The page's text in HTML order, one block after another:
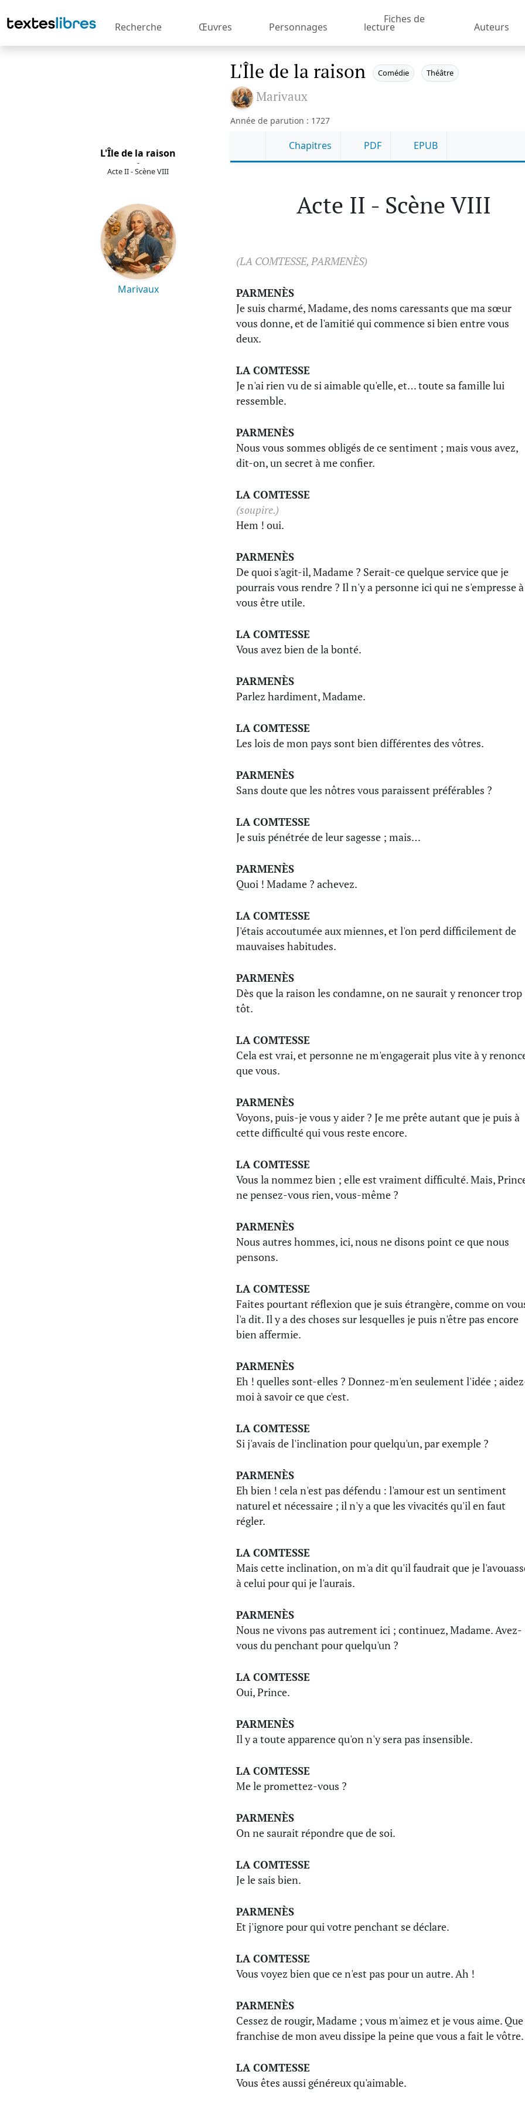
Recherche Œuvres Personnages
Fiches de
lecture Auteurs
L'Île de la raison
-
Acte II - Scène VIII
Marivaux
L'Île de la raison Comédie Théâtre
Marivaux
Année de parution : 1727
Chapitres PDF EPUB
Acte II - Scène VIII
(LA COMTESSE, PARMENÈS)
PARMENÈS
Je suis charmé, Madame, des noms caressants que ma sœur
vous donne, et de l'amitié qui commence si bien entre vous
deux.
LA COMTESSE
Je n'ai rien vu de si aimable qu'elle, et… toute sa famille lui
ressemble.
PARMENÈS
Nous vous sommes obligés de ce sentiment ; mais vous avez,
dit-on, un secret à me confier.
LA COMTESSE
(soupire.)
Hem ! oui.
PARMENÈS
De quoi s'agit-il, Madame ? Serait-ce quelque service que je
pourrais vous rendre ? Il n'y a personne ici qui ne s'empresse à
vous être utile.
LA COMTESSE
Vous avez bien de la bonté.
PARMENÈS
Parlez hardiment, Madame.
LA COMTESSE
Les lois de mon pays sont bien différentes des vôtres.
PARMENÈS
Sans doute que les nôtres vous paraissent préférables ?
LA COMTESSE
Je suis pénétrée de leur sagesse ; mais…
PARMENÈS
Quoi ! Madame ? achevez.
LA COMTESSE
J'étais accoutumée aux miennes, et l'on perd difficilement de
mauvaises habitudes.
PARMENÈS
Dès que la raison les condamne, on ne saurait y renoncer trop
tôt.
LA COMTESSE
Cela est vrai, et personne ne m'engagerait plus vite à y
que vous.
PARMENÈS
Voyons, puis-je vous y aider ? Je me prête autant que je puis à
cette difficulté qui vous reste encore.
LA COMTESSE
Vous la nommez bien ; elle est vraiment difficulté. Mais,
ne pensez-vous rien, vous-même ?
PARMENÈS
Nous autres hommes, ici, nous ne disons point ce que nous
pensons.
LA COMTESSE
Faites pourtant réflexion que je suis étrangère, comme on
l'a dit. Il y a des choses sur lesquelles je puis n'être pas encore
bien affermie.
PARMENÈS
Eh ! quelles sont-elles ? Donnez-m'en seulement l'idée ;
moi à savoir ce que c'est.
LA COMTESSE
Si j'avais de l'inclination pour quelqu'un, par exemple ?
PARMENÈS
Eh bien ! cela n'est pas défendu : l'amour est un sentiment
naturel et nécessaire ; il n'y a que les vivacités qu'il en faut
régler.
LA COMTESSE
Mais cette inclination, on m'a dit qu'il faudrait que je
à celui pour qui je l'aurais.
PARMENÈS
Nous ne vivons pas autrement ici ; continuez, Madame. Avez-
vous du penchant pour quelqu'un ?
LA COMTESSE
Oui, Prince.
PARMENÈS
Il y a toute apparence qu'on n'y sera pas insensible.
LA COMTESSE
Me le promettez-vous ?
PARMENÈS
On ne saurait répondre que de soi.
LA COMTESSE
Je le sais bien.
PARMENÈS
Et j'ignore pour qui votre penchant se déclare.
LA COMTESSE
Vous voyez bien que ce n'est pas pour un autre. Ah !
PARMENÈS
Cessez de rougir, Madame ; vous m'aimez et je vous aime.
franchise de mon aveu dissipe la peine que vous a fait le vôtre.
LA COMTESSE
Vous êtes aussi généreux qu'aimable.